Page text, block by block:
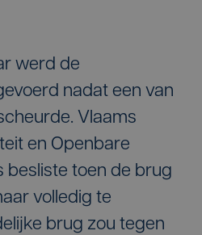
werd de
nadat een van
Vlaams
en Openbare
besliste toen de brug
volledig te
brug zou tegen